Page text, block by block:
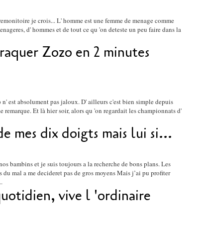
je crois... L' homme est une femme de menage comme
d' hommes et de tout ce qu 'on deteste un peu faire dans la
Zozo en 2 minutes
est absolument pas jaloux. D' ailleurs c'est bien simple depuis
remarque. Et là hier soir, alors qu 'on regardait les championnats d'
mes dix doigts mais lui si...
bambins et je suis toujours a la recherche de bons plans. Les
mal a me decideret pas de gros moyens Mais j’ai pu profiter
vive l 'ordinaire